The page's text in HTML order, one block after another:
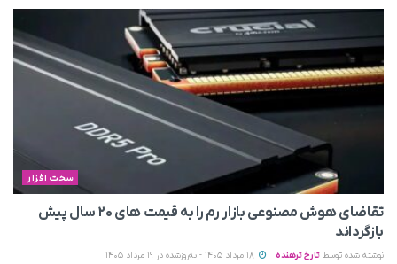
سخت افزار
تقاضای هوش مصنوعی بازار رم را به قیمت های ۲۰ سال پیش
بازگرداند
نوشته شده توسط تارخ ترهنده